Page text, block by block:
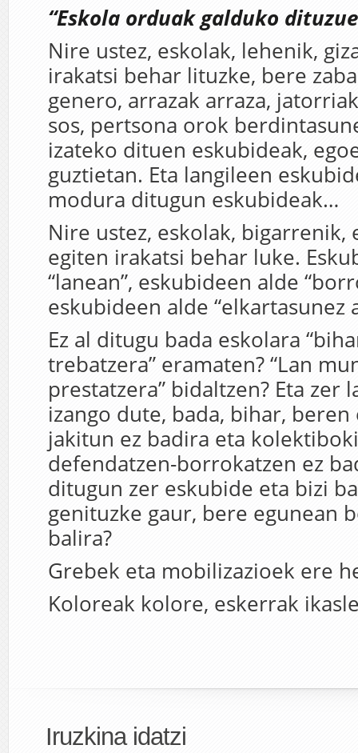
“Eskola orduak galduko
Nire ustez, eskolak, lehenik,
irakatsi behar lituzke, bere
genero, arrazak arraza,
sos, pertsona orok
izateko dituen eskubideak,
guztietan. Eta langileen
modura ditugun eskubideak…
Nire ustez, eskolak, bigarrenik,
egiten irakatsi behar luke.
“lanean”, eskubideen alde
eskubideen alde “elkartasunez
Ez al ditugu bada eskolara
trebatzera” eramaten? “Lan
prestatzera” bidaltzen? Eta zer
izango dute, bada, bihar,
jakitun ez badira eta
defendatzen-borrokatzen ez
ditugun zer eskubide eta bizi
genituzke gaur, bere egunean
balira?
Grebek eta mobilizazioek ere
Koloreak kolore, eskerrak
Iruzkina idatzi